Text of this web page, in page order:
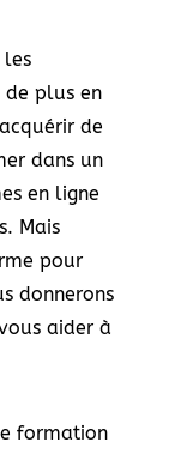
les
de plus en
de
dans un
en ligne
Mais
pour
donnerons
aider à
formation